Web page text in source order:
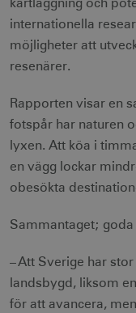
kartläggning och
internationella
möjligheter att
resenärer.
Rapporten visar en
fotspår har naturen
lyxen. Att köa i
en vägg lockar
obesökta
Sammantaget;
– Att Sverige har
landsbygd, liksom
för att avancera,